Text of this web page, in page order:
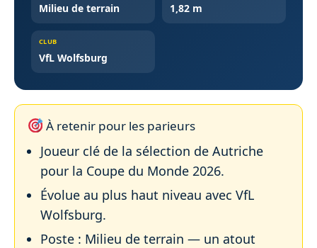
Milieu de terrain 1,82 m
CLUB
VfL Wolfsburg
À retenir pour les parieurs
Joueur clé de la sélection de Autriche
pour la Coupe du Monde 2026.
Évolue au plus haut niveau avec VfL
Wolfsburg.
Poste : Milieu de terrain — un atout